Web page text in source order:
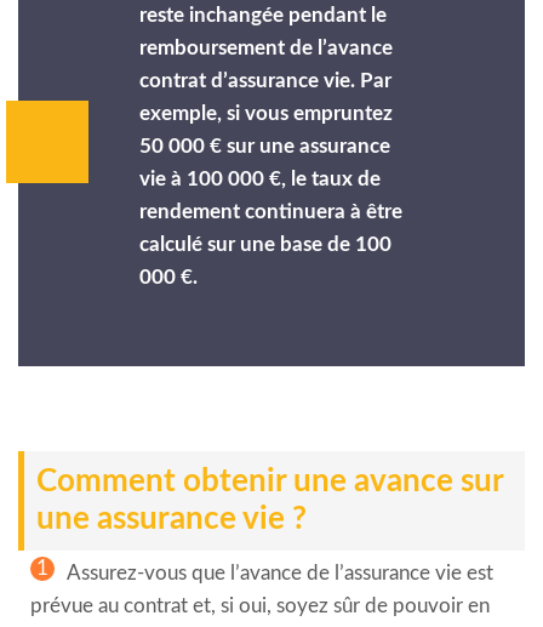
reste inchangée pendant le
remboursement de l’avance
contrat d’assurance vie. Par
exemple, si vous empruntez
50 000 € sur une assurance
vie à 100 000 €, le taux de
rendement continuera à être
calculé sur une base de 100
000 €.
Comment obtenir une avance sur
une assurance vie ?
1
Assurez-vous que l’avance de l’assurance vie est
prévue au contrat et, si oui, soyez sûr de pouvoir en